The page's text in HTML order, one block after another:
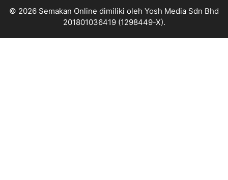
© 2026 Semakan Online dimiliki oleh Yosh Media Sdn Bhd
201801036419 (1298449-X).